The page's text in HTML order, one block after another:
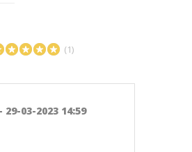
(1)
- 29-03-2023 14:59